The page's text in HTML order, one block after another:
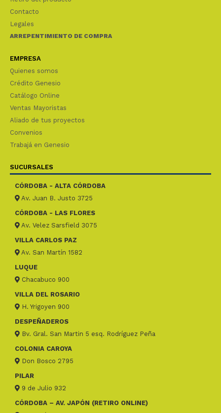
Contacto
Legales
ARREPENTIMIENTO DE COMPRA
EMPRESA
Quienes somos
Crédito Genesio
Catálogo Online
Ventas Mayoristas
Aliado de tus proyectos
Convenios
Trabajá en Genesio
SUCURSALES
CÓRDOBA - ALTA CÓRDOBA
Av. Juan B. Justo 3725
CÓRDOBA - LAS FLORES
Av. Velez Sarsfield 3075
VILLA CARLOS PAZ
Av. San Martín 1582
LUQUE
Chacabuco 900
VILLA DEL ROSARIO
H. Yrigoyen 900
DESPEÑADEROS
Bv. Gral. San Martin 5 esq. Rodríguez Peña
COLONIA CAROYA
Don Bosco 2795
PILAR
9 de Julio 932
CÓRDOBA – AV. JAPÓN (RETIRO ONLINE)